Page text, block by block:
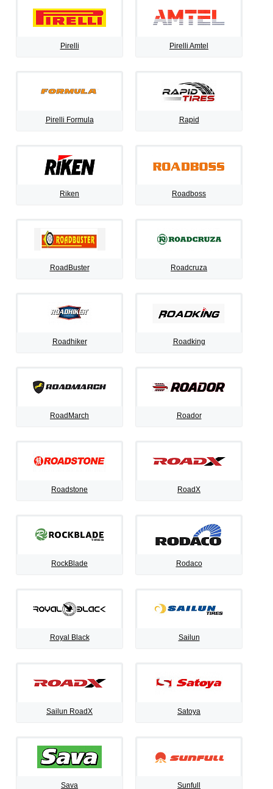
Pirelli Pirelli Amtel
Pirelli Formula Rapid
Riken Roadboss
RoadBuster Roadcruza
Roadhiker Roadking
RoadMarch Roador
Roadstone RoadX
RockBlade Rodaco
Royal Black Sailun
Sailun RoadX Satoya
Sava Sunfull